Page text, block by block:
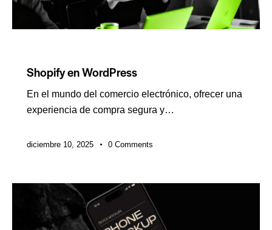
Shopify en WordPress
En el mundo del comercio electrónico, ofrecer una
experiencia de compra segura y…
diciembre 10, 2025 0 Comments